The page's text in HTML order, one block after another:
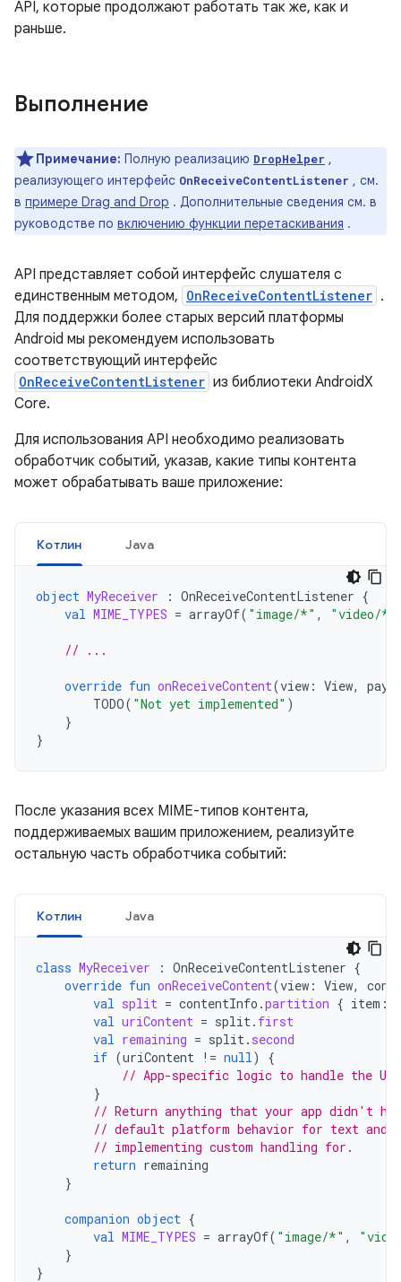
API, которые продолжают работать так же, как и
раньше.
Выполнение
Примечание: Полную реализацию DropHelper ,
реализующего интерфейс OnReceiveContentListener , см.
в примере Drag and Drop . Дополнительные сведения см. в
руководстве по включению функции перетаскивания .
API представляет собой интерфейс слушателя с
единственным методом, OnReceiveContentListener .
Для поддержки более старых версий платформы
Android мы рекомендуем использовать
соответствующий интерфейс
OnReceiveContentListener из библиотеки AndroidX
Core.
Для использования API необходимо реализовать
обработчик событий, указав, какие типы контента
может обрабатывать ваше приложение:
Котлин Java
object MyReceiver : OnReceiveContentListener {
val MIME_TYPES = arrayOf( "image/*" , "video/*"
// ...
override fun onReceiveContent(view : View,
TODO( "Not yet implemented" )
}
}
После указания всех MIME-типов контента,
поддерживаемых вашим приложением, реализуйте
остальную часть обработчика событий:
Котлин Java
class MyReceiver : OnReceiveContentListener {
override fun onReceiveContent(view : View,
val split = contentInfo .partition { item :
val uriContent = split. first
val remaining = split. second
if (uriContent != null)
{
// App-specific logic to handle the
}
// Return anything that your app didn't
// default platform behavior for text and
// implementing custom handling for.
return remaining
}
companion object {
val MIME_TYPES = arrayOf( "image/*" ,
}
}